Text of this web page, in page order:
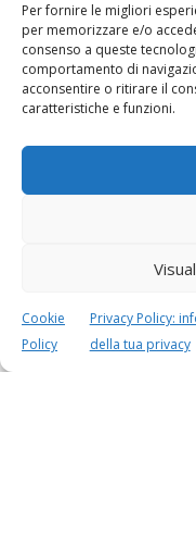
Per fornire le migliori
per memorizzare e/o
consenso a queste
comportamento di
acconsentire o ritirare il
caratteristiche e funzioni.
Cookie
Policy
Privacy Policy:
della tua privacy
Vaccini
lavoretti,